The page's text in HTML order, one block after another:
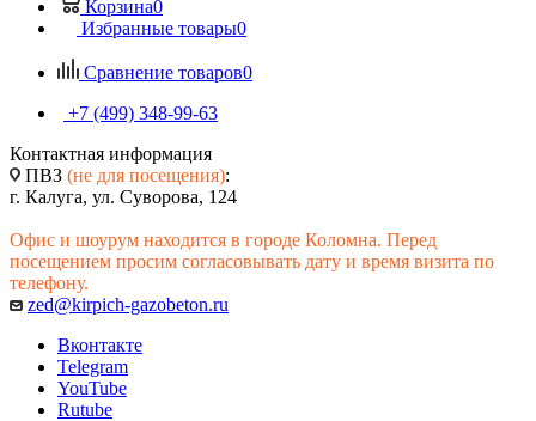
Корзина0
Избранные товары0
Сравнение товаров0
+7 (499) 348-99-63
Контактная информация
ПВЗ (не для посещения):
г. Калуга, ул. Суворова, 124
Офис и шоурум находится в городе Коломна. Перед
посещением просим согласовывать дату и время визита по
телефону.
zed@kirpich-gazobeton.ru
Вконтакте
Telegram
YouTube
Rutube